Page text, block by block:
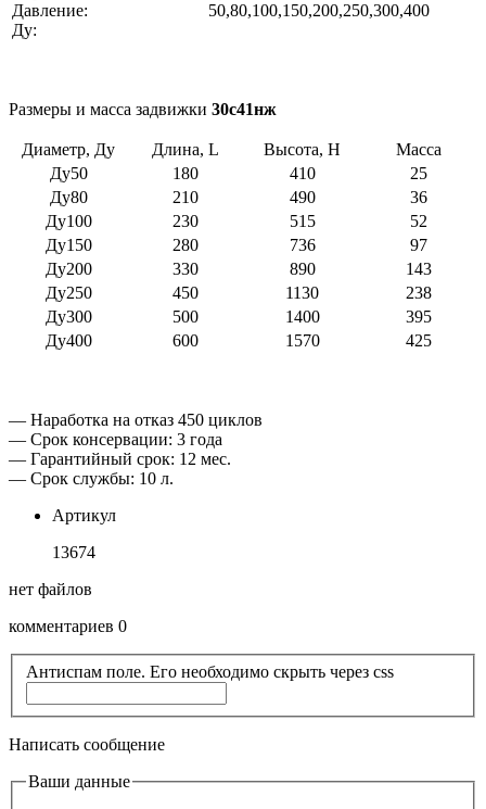
Давление:
Ду:
50,80,100,150,200,250,300,400
Размеры и масса задвижки 30с41нж
Диаметр, Ду Длина, L Высота, H
Масса
Ду50
180 410
25
Ду80
210 490
36
Ду100
230 515
52
Ду150
280 736
97
Ду200
330 890
143
Ду250
450 1130
238
Ду300
500 1400
395
Ду400
600 1570 425
— Наработка на отказ 450 циклов
— Срок консервации: 3 года
— Гарантийный срок: 12 мес.
— Срок службы: 10 л.
Артикул
13674
нет файлов
комментариев 0
Антиспам поле. Его необходимо скрыть через css
Написать сообщение
Ваши данные